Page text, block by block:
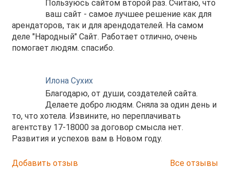
Пользуюсь сайтом второй раз. Считаю, что
ваш сайт - самое лучшее решение как для
арендаторов, так и для арендодателей. На самом
деле "Народный" Сайт. Работает отлично, очень
помогает людям. спасибо.
Илона Сухих
Благодарю, от души, создателей сайта.
Делаете добро людям. Сняла за один день и
то, что хотела. Извините, но переплачивать
агентству 17-18000 за договор смысла нет.
Развития и успехов вам в Новом году.
Добавить отзыв Все отзывы